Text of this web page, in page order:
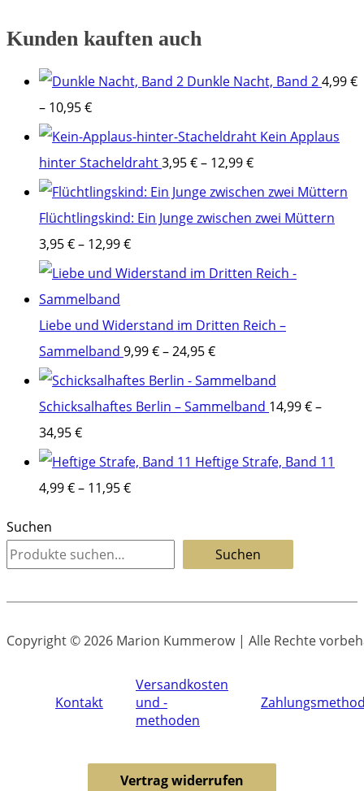
Kunden kauften auch
Dunkle Nacht, Band 24,99€
– 10,95€
Kein Applaus
hinter Stacheldraht3,95€– 12,99€
Flüchtlingskind: Ein Junge zwischen zwei Müttern
3,95€– 12,99€
Liebe und Widerstand im Dritten Reich –
Sammelband 9,99€–24,95€
Schicksalhaftes Berlin – Sammelband 14,99€–
34,95€
Heftige Strafe, Band 11
4,99€– 11,95€
Suchen
Suchen
Copyright © 2026 Marion Kummerow | Alle Rechte
Kontakt
Versandkosten
und -
methoden
Vertrag widerrufen